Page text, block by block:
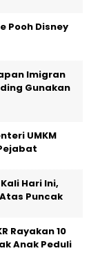
Pooh Disney
Imigran
Gunakan
UMKM
Hari Ini,
Puncak
Rayakan 10
Anak Peduli